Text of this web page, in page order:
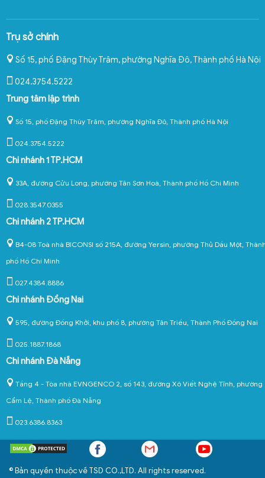
Trụ sở chính
Số 15, phố Đặng Thùy Trâm, phường Nghĩa Đô,Thành phố Hà Nội
024.3754.5222
Trung tâm lập trình
Số 15, phố Đặng Thùy Trâm, phường Nghĩa Đô, Thành phố Hà Nội
024.3754.5222
Chi nhánh 1 TP.HCM
33A, đường Cửu Long, phường Tân Sơn Hoà, Thành phố Hồ Chí Minh
028.3547.0355
Chi nhánh 2 TP.HCM
B4-08 Toà nhà BICONSI số 215A, đường Yersin, phường Thủ Dầu Một,
phố Hồ Chí Minh
027.4384.8886
Chi nhánh Đồng Nai
595, đường Đồng Khởi, khu phố 8, phường Tân Triều, Thành Phố Đồng Nai
025.1887.1868
Chi nhánh Đà Nẵng
Tầng 4 - Tòa nhà EVNGENCO 2, số 143, đường Xô Viết Nghệ Tĩnh, phường
Cẩm Lệ, Thành phố Đà Nẵng
023.6386.8363
© Bản quyền thuộc về TSD CO.,LTD. All rights reserved.